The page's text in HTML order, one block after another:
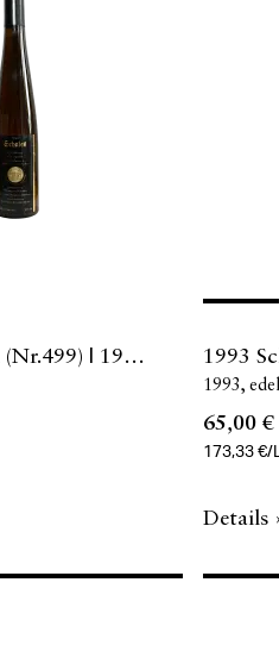
(Nr.499) | 19… 1993
1993
65,00 €
173,33 €/
Details